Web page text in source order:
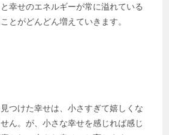
幸せのエネルギーが常に溢れている
とがどんどん増えていきます。
つけた幸せは、小さすぎて嬉しくな
ん。が、小さな幸せを感じれば感じ